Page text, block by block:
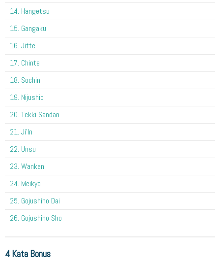
14. Hangetsu
15. Gangaku
16. Jitte
17. Chinte
18. Sochin
19. Nijushio
20. Tekki Sandan
21. Ji'In
22. Unsu
23. Wankan
24. Meikyo
25. Gojushiho Dai
26. Gojushiho Sho
4 Kata Bonus